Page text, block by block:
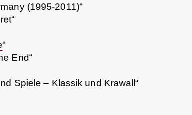
(1995-2011)“
“
End“
Spiele – Klassik und Krawall“